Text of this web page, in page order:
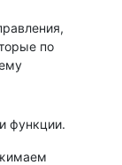
по
функции.